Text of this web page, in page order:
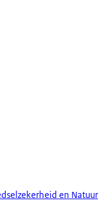
en Natuur